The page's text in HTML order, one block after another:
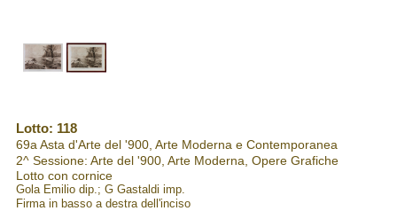
Lotto: 118
69a Asta d'Arte del '900, Arte Moderna e Contemporanea
2^ Sessione: Arte del '900, Arte Moderna, Opere Grafiche
Lotto con cornice
Gola Emilio dip.; G Gastaldi imp.
Firma in basso a destra dell'inciso